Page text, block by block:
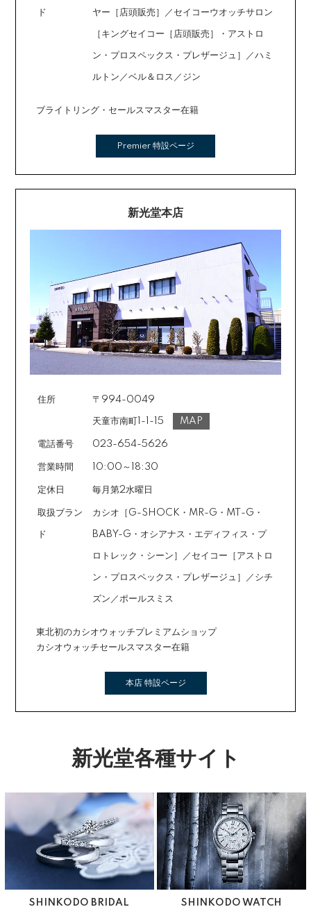
ド ヤー［店頭販売］／セイコーウオッチサロン
［キングセイコー［店頭販売］・アストロ
ン・プロスペックス・プレザージュ］／ハミ
ルトン／ベル＆ロス／ジン
ブライトリング・セールスマスター在籍
Premier 特設ページ
新光堂本店
住所 〒994-0049
天童市南町1-1-15 MAP
電話番号 023-654-5626
営業時間 10:00～18:30
定休日 毎月第2水曜日
取扱ブラン
ド
カシオ［G-SHOCK・MR-G・MT-G・
BABY-G・オシアナス・エディフィス・プ
ロトレック・シーン］／セイコー［アストロ
ン・プロスペックス・プレザージュ］／シチ
ズン／ポールスミス
東北初のカシオウォッチプレミアムショップ
カシオウォッチセールスマスター在籍
本店 特設ページ
新光堂各種サイト
SHINKODO BRIDAL SHINKODO WATCH